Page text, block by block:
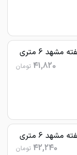
41,820 تومان
42,240 تومان